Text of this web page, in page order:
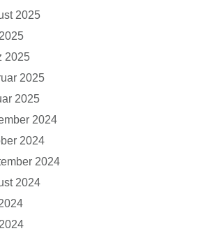
2025
2025
2025
2025
2024
2024
2024
2024